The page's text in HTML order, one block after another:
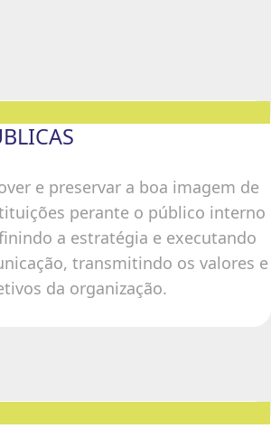
e preservar a boa imagem de
perante o público interno
a estratégia e executando
transmitindo os valores e
da organização.